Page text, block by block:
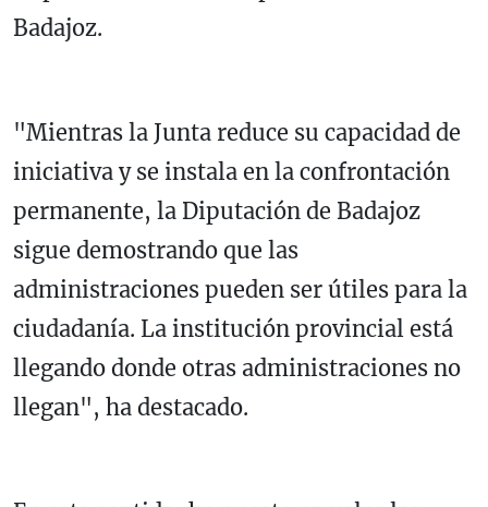
Badajoz.
"Mientras la Junta reduce su capacidad de
iniciativa y se instala en la confrontación
permanente, la Diputación de Badajoz
sigue demostrando que las
administraciones pueden ser útiles para la
ciudadanía. La institución provincial está
llegando donde otras administraciones no
llegan", ha destacado.